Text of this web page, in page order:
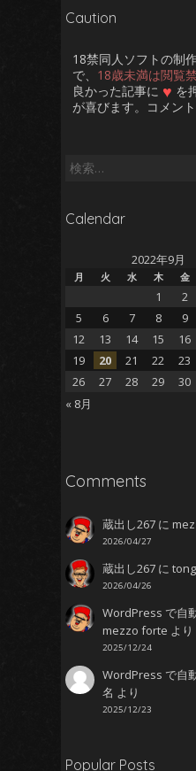
Caution
18禁同人ソフトの制
で、 18歳未満は閲覧
良かった記事に ♥ を
が喜びます。コメン
検
Calendar
2022年9月
月 火 水 木 金
1 2
5
6 7 8 9
12
13 14 15 16
19
20 21 22 23
26
27 28 29
30
« 8月
Comments
蔵出し267 に
2026/04/27
蔵出し267 にtong
2026/04/26
WordPress で自
mezzo forte より
2025/12/24
WordPress で自
名 より
2025/12/23
Popular Posts